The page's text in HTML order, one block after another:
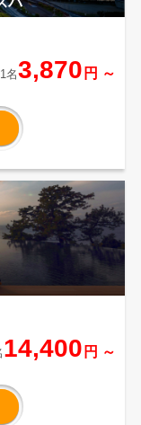
1名3,870 円 ～
14,400 円 ～